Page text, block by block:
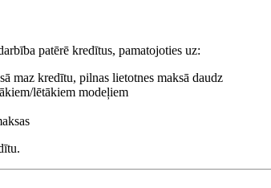
patērē kredītus, pamatojoties uz:
maz kredītu, pilnas lietotnes maksā daudz
lētākiem modeļiem